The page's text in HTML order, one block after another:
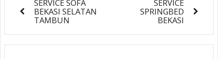
SERVICE SOFA
BEKASI SELATAN
TAMBUN
SERVICE
SPRINGBED
BEKASI